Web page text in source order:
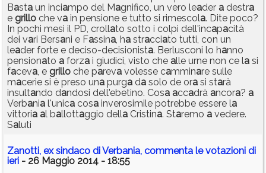
Basta un inciampo del Magnifico, un vero leader a destra
e grillo che va in pensione e tutto si rimescola. Dite poco?
In pochi mesi il PD, crollato sotto i colpi dell'incapacità
dei vari Bersani e Fassina, ha stracciato tutti, con un
leader forte e deciso-decisionista. Berlusconi lo hanno
pensionato a forza i giudici, visto che alle urne non ce la si
faceva, e grillo che pareva volesse camminare sulle
macerie si è preso una purga da solo de ora si starà
insultando dandosi dell'ebetino. Cosa accadrà ancora? a
Verbania l'unica cosa inverosimile potrebbe essere la
vittoria al ballottaggio della Cristina. Staremo a vedere.
Saluti
Zanotti, ex sindaco di Verbania, commenta le votazioni di
ieri - 26 Maggio 2014 - 18:55